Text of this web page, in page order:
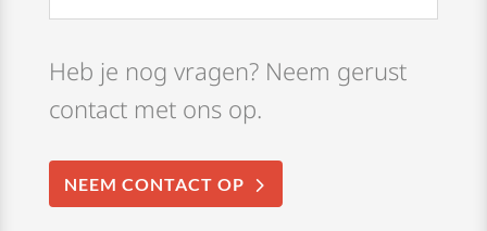
Heb je nog vragen? Neem gerust
contact met ons op.
NEEM CONTACT OP